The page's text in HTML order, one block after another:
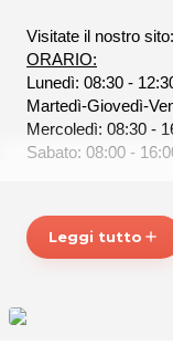
Visitate il nostro sito:
ORARIO:
Lunedì: 08:30 -
Martedì-Giovedì-
Mercoledì: 08:30 -
Sabato: 08:00 -
SALONE
Via Garibaldi, 75
Leggi tutto add